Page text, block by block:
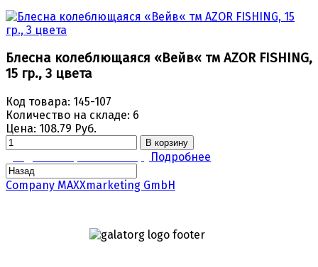
Блесна колеблющаяся «Вейв« тм AZOR FISHING,
15 гр., 3 цвета
Код товара: 145-107
Количество на складе: 6
Цена: 108.79 Руб.
В корзину
Подробнее
Company MAXXmarketing GmbH